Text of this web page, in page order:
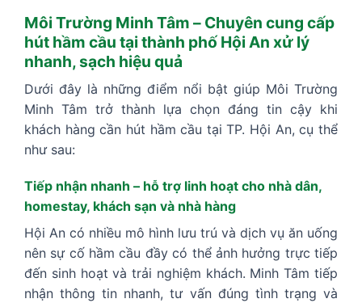
Môi Trường Minh Tâm – Chuyên cung cấp
hút hầm cầu tại thành phố Hội An xử lý
nhanh, sạch hiệu quả
Dưới đây là những điểm nổi bật giúp Môi Trường
Minh Tâm trở thành lựa chọn đáng tin cậy khi
khách hàng cần hút hầm cầu tại TP. Hội An, cụ thể
như sau:
Tiếp nhận nhanh – hỗ trợ linh hoạt cho nhà dân,
homestay, khách sạn và nhà hàng
Hội An có nhiều mô hình lưu trú và dịch vụ ăn uống
nên sự cố hầm cầu đầy có thể ảnh hưởng trực tiếp
đến sinh hoạt và trải nghiệm khách. Minh Tâm tiếp
nhận thông tin nhanh, tư vấn đúng tình trạng và